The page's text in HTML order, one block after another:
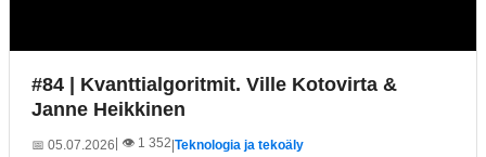
#84 | Kvanttialgoritmit. Ville Kotovirta &
Janne Heikkinen
📅 05.07.2026 | 👁️ 1 352|Teknologia ja tekoäly